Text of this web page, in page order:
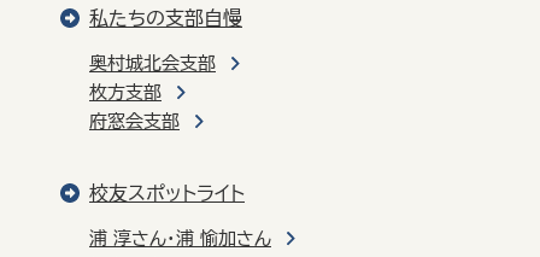
私たちの支部自慢
奥村城北会支部
枚方支部
府窓会支部
校友スポットライト
浦 淳さん・浦 愉加さん